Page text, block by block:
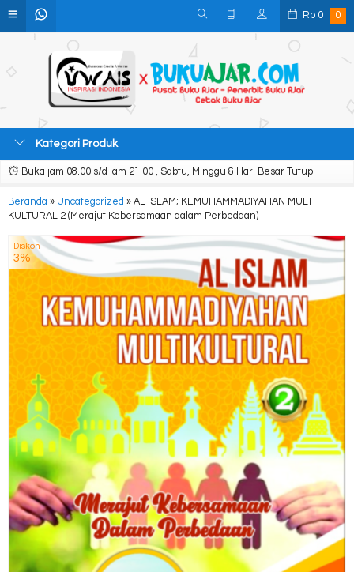
Rp 0 0
Kategori Produk
Buka jam 08.00 s/d jam 21.00 , Sabtu, Minggu & Hari Besar Tutup
Beranda » Uncategorized » AL ISLAM; KEMUHAMMADIYAHAN MULTI-
KULTURAL 2 (Merajut Kebersamaan dalam Perbedaan)
Diskon
3%